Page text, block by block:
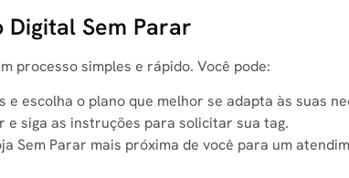
Digital Sem Parar
processo simples e rápido. Você pode:
e escolha o plano que melhor se adapta às suas
e siga as instruções para solicitar sua tag.
Sem Parar mais próxima de você para um